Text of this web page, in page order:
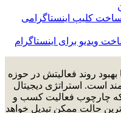
ویدیو برای اینستاگرام
روند فعالیتش در حوزه
است. استراتژی دیجیتال
که چارچوب فعالیت کسب و
حالت ممکن تبدیل خواهد